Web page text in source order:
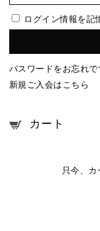
ログイン情報を記
パスワードをお忘れで
新規ご入会はこちら
カート
只今、カ